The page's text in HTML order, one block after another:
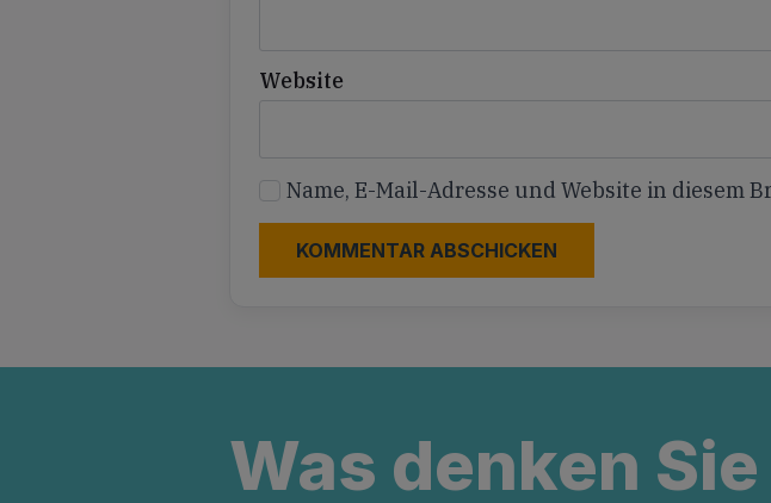
Website
Name, E-Mail-Adresse und Website in diesem
Was denken